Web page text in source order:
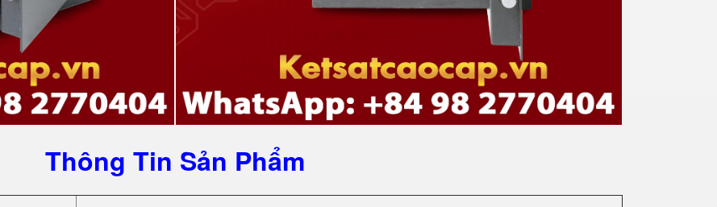
Thông Tin Sản Phẩm